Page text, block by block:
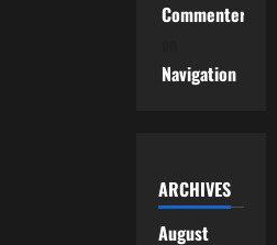
Commenter
Navigation
ARCHIVES
August